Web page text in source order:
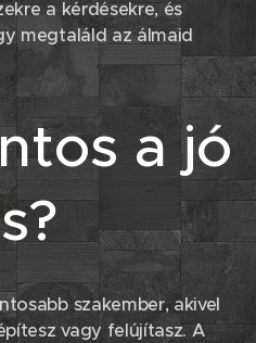
a kérdésekre, és
megtaláld az álmaid
a jó
szakember, akivel
vagy felújítasz. A